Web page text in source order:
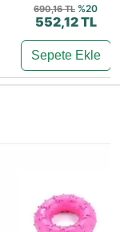
690,16 TL %20
552,12 TL
Sepete Ekle